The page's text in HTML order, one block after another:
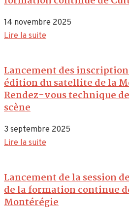
14 novembre 2025
Lire la suite
Lancement des
édition du satellite de la
Rendez-vous technique
scène
3 septembre 2025
Lire la suite
Lancement de la session
de la formation continue
Montérégie